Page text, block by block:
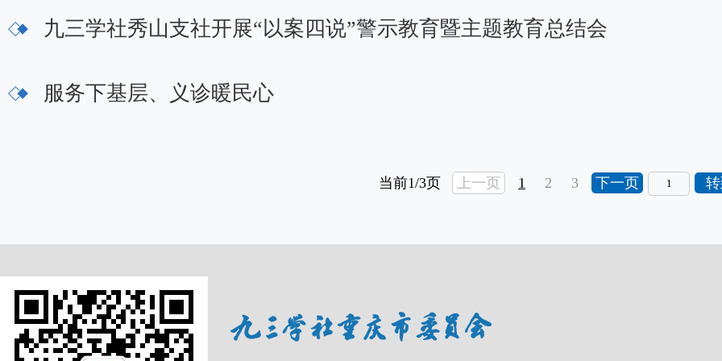
九三学社秀山支社开展“以案四说”警示教育暨主题教育总结会
服务下基层、义诊暖民心
当前1/3页 上一页 1 2 3 下一页 转